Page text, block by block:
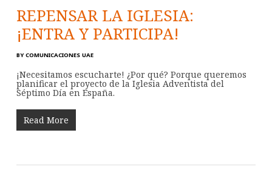
REPENSAR LA IGLESIA:
¡ENTRA Y PARTICIPA!
BY COMUNICACIONES UAE
¡Necesitamos escucharte! ¿Por qué? Porque queremos
planificar el proyecto de la Iglesia Adventista del
Séptimo Día en España.
Read More